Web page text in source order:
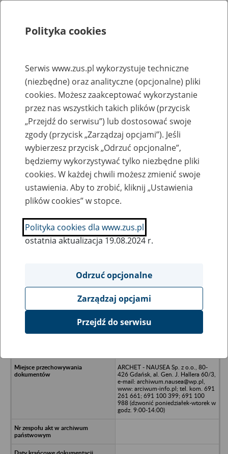
Rejestry, ewidencje i archiwa
Baza zlikwidowanych lub
przekształconych zakładów pracy
Nazwa zakładu pracy:
SZUKAJ
Ukryj wszystkie pozycje bazy
Przedsiębiorstwo Usług
ARCHET - NAUSEA Sp. z o.o., 80-
426 Gdańsk, al. Gen. J. Hallera 60/3,
e-mail: archiwum.nausea@wp.pl,
www: arciwum-info.pl; tel. kom. 691
261 661; 691 100 399; 691 100
988 (dzwonić poniedziałek-wtorek w
godz. 9:00-14:00)
Polityka cookies
Serwis www.zus.pl wykorzystuje techniczne
(niezbędne) oraz analityczne (opcjonalne) pliki
cookies. Możesz zaakceptować wykorzystanie
przez nas wszystkich takich plików (przycisk
„Przejdź do serwisu”) lub dostosować swoje
zgody (przycisk „Zarządzaj opcjami”). Jeśli
wybierzesz przycisk „Odrzuć opcjonalne”,
będziemy wykorzystywać tylko niezbędne pliki
cookies. W każdej chwili możesz zmienić swoje
ustawienia. Aby to zrobić, kliknij „Ustawienia
plików cookies” w stopce.
Polityka cookies dla www.zus.pl
ostatnia aktualizacja 19.08.2024 r.
Odrzuć opcjonalne
Zarządzaj opcjami
Przejdź do serwisu